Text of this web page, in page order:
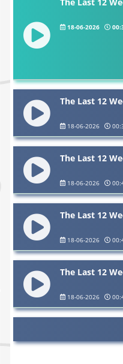
18-06-2026
The Last 12
18-06-2026
The Last 12
18-06-2026
The Last 12
18-06-2026
The Last 12
18-06-2026